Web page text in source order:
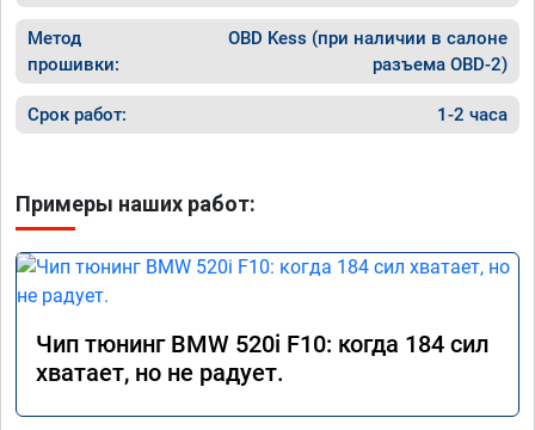
Метод
прошивки:
OBD Kess (при наличии в салоне
разъема OBD-2)
Срок работ: 1-2 часа
Примеры наших работ:
Чип тюнинг BMW 520i F10: когда 184 сил
хватает, но не радует.